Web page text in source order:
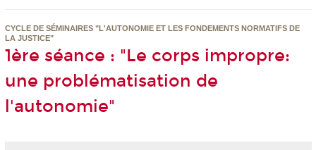
CYCLE DE SÉMINAIRES "L'AUTONOMIE ET LES FONDEMENTS NORMATIFS DE
LA JUSTICE"
1ère séance : "Le corps impropre:
une problématisation de
l'autonomie"